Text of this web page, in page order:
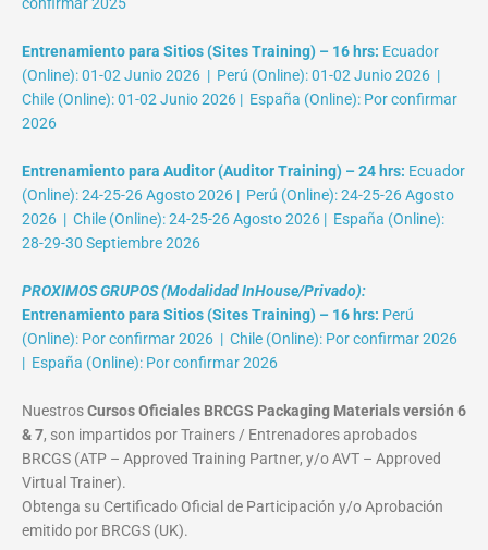
Entrenamiento para Sitios (Sites Training) – 16 hrs: Ecuador
(Online): 01-02 Junio 2026 | Perú (Online): 01-02 Junio 2026 |
Chile (Online): 01-02 Junio 2026 | España (Online): Por confirmar
2026
Entrenamiento para Auditor (Auditor Training) – 24 hrs: Ecuador
(Online): 24-25-26 Agosto 2026 | Perú (Online): 24-25-26 Agosto
2026 | Chile (Online): 24-25-26 Agosto 2026 | España (Online):
28-29-30 Septiembre 2026
PROXIMOS GRUPOS (Modalidad InHouse/Privado):
Entrenamiento para Sitios (Sites Training) – 16 hrs: Perú
(Online): Por confirmar 2026 | Chile (Online): Por confirmar 2026
| España (Online): Por confirmar 2026
NuestrosCursos Oficiales BRCGS Packaging Materials versión 6
& 7, son impartidos por Trainers / Entrenadores aprobados
BRCGS (ATP – Approved Training Partner, y/o AVT – Approved
Virtual Trainer).
Obtenga su Certificado Oficial de Participación y/o Aprobación
emitido por BRCGS (UK).